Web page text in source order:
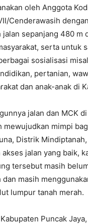
oleh Anggota
Cenderawasih
jalan sepanjang 480 m
serta untuk
sosialisasi
pertanian,
dan anak-anak di
jalan dan MCK
mewujudkan mimpi
Distrik
jalan yang baik,
tersebut masih
dan masih
lumpur tanah merah.
Puncak